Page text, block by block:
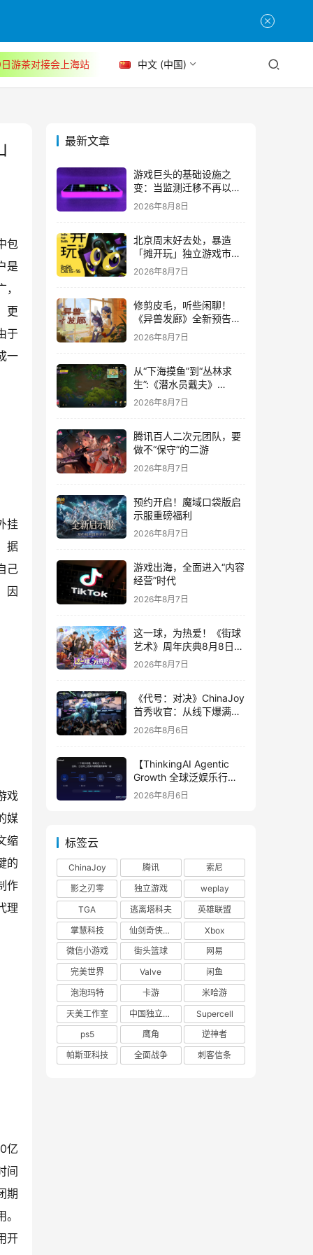
游茶对接会上海站 中文 (中国)
包
是
更
于
一
挂
据
己
因
戏
媒
缩
的
作
理
亿
间
期
开
最新文章
游戏巨头的基础设施之
变：当监测迁移不再以中
断为代价
2026年8月8日
北京周末好去处，暴造
「摊开玩」独立游戏市集
正式开票！
2026年8月7日
修剪皮毛，听些闲聊！
《异兽发廊》全新预告与
Steam免费试玩公开
2026年8月7日
从“下海摸鱼”到“丛林求
生”:《潜水员戴夫》
DLC《丛林》移动端定档
2026年8月7日
腾讯百人二次元团队，要
做不“保守”的二游
2026年8月7日
预约开启！魔域口袋版启
示服重磅福利
2026年8月7日
游戏出海，全面进入“内容
经营”时代
2026年8月7日
这一球，为热爱！《街球
艺术》周年庆典8月8日正
式上线，多重福利与全新
2026年8月7日
《代号：对决》ChinaJoy
首秀收官：从线下爆满看
见玩家的真实期待
2026年8月6日
【ThinkingAI Agentic
Growth 全球泛娱乐行业
峰会】Agent 时代，人到
2026年8月6日
标签云
ChinaJoy 腾讯
索尼
影之刃零
独立游戏
weplay
TGA
逃离塔科夫
英雄联盟
掌慧科技
仙剑奇侠传四
Xbox
微信小游戏
街头篮球
网易
完美世界
Valve
闲鱼
泡泡玛特
卡游
米哈游
天美工作室
中国独立游戏联盟
Supercell
ps5
鹰角
逆神者
帕斯亚科技
全面战争 刺客信条